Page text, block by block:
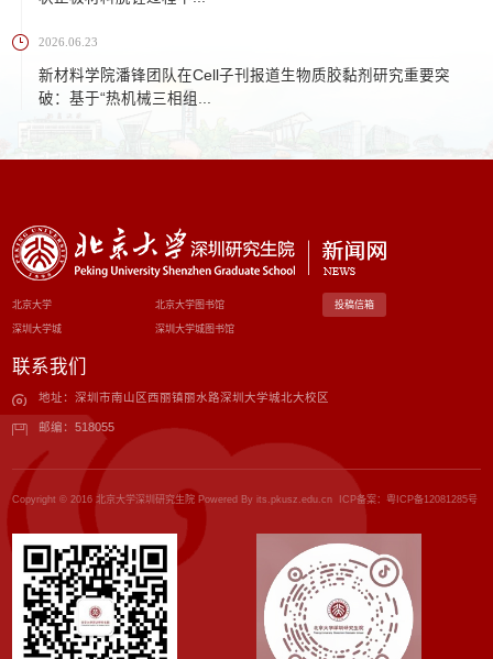
2026.06.23
新材料学院潘锋团队在Cell子刊报道生物质胶黏剂研究重要突
破：基于“热机械三相组...
北京大学 北京大学图书馆
深圳大学城 深圳大学城图书馆
投稿信箱
联系我们
地址：深圳市南山区西丽镇丽水路深圳大学城北大校区
邮编：518055
Copyright © 2016 北京大学深圳研究生院 Powered By its.pkusz.edu.cn ICP备案：粤ICP备12081285号